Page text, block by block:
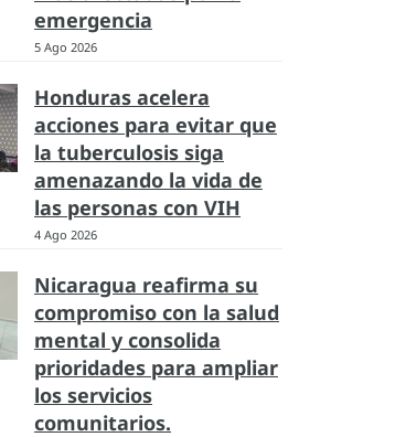
emergencia
5 Ago 2026
Honduras acelera
acciones para evitar que
la tuberculosis siga
amenazando la vida de
las personas con VIH
4 Ago 2026
Nicaragua reafirma su
compromiso con la salud
mental y consolida
prioridades para ampliar
los servicios
comunitarios.